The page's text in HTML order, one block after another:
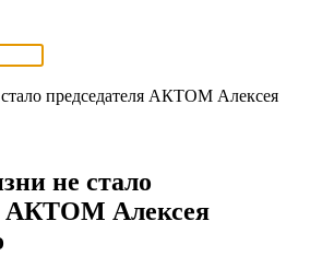
председателя АКТОМ Алексея
не стало
АКТОМ Алексея